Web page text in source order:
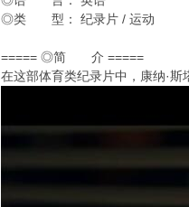
◎类 型： 纪录片 / 运动
===== ◎简 介 =====
在这部体育类纪录片中，康纳·